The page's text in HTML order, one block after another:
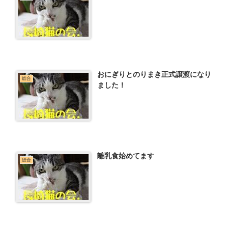
総合
おにぎりとのりまき正式譲渡になり
ました！
総合 離乳食始めてます